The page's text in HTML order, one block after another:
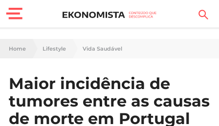
Finanças Pessoais
Carreira
Casa
Home Lifestyle Vida Saudável
Maior incidência de
tumores entre as causas
de morte em Portugal